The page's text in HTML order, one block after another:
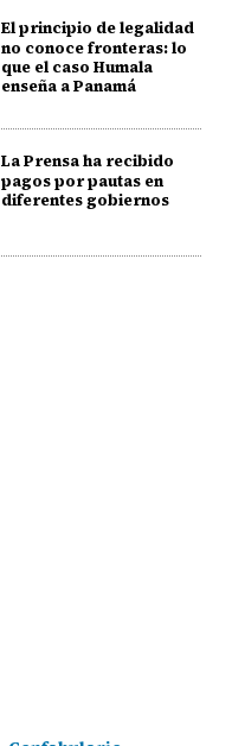
El principio de legalidad
no conoce fronteras: lo
que el caso Humala
enseña a Panamá
La Prensa ha recibido
pagos por pautas en
diferentes gobiernos